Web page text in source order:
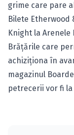
grime care pare
Bilete Etherwood
Knight la Arenele
Brăţările care
achiziţiona în
magazinul
petrecerii vor fi